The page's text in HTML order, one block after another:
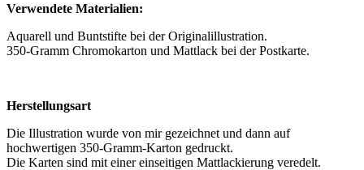
Verwendete Materialien:
Aquarell und Buntstifte bei der Originalillustration.
350-Gramm Chromokarton und Mattlack bei der Postkarte.
Herstellungsart
Die Illustration wurde von mir gezeichnet und dann auf
hochwertigen 350-Gramm-Karton gedruckt.
Die Karten sind mit einer einseitigen Mattlackierung veredelt.